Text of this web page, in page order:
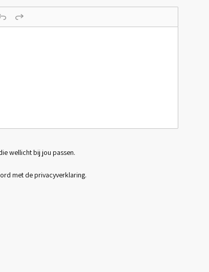
wellicht bij jou passen.
met deprivacyverklaring.